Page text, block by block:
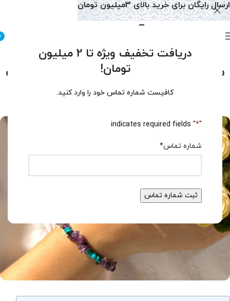
دریافت تخفیف ویژه تا 2 میلیون
تومان!
کافیست شماره تماس خود را وارد کنید.
"
*
" indicates required fields
شماره تماس*
دسته‌بندی نشده
سنگ آمیتیست چیست؟ 7 حقیقت
باورنکردنی درباره این جواهر بنفش!
ارسال رایگان برای خرید بالای 3میلیون تومان